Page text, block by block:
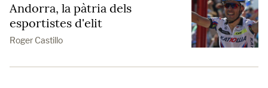
Andorra, la pàtria dels
esportistes d'elit
Roger Castillo